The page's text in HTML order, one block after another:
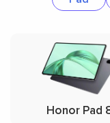
Honor Pad